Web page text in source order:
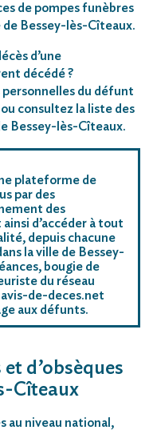
de pompes funèbres
Bessey-lès-Cîteaux.
d’une
décédé ?
du défunt
consultez la liste des
Bessey-lès-Cîteaux.
plateforme de
par des
des
d’accéder à tout
depuis chacune
la ville de Bessey-
bougie de
du réseau
de-deces.net
aux défunts.
d’obsèques
Cîteaux
au niveau national,